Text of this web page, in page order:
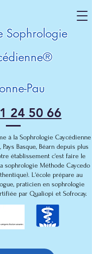
​Sophrologie
Pau
à la Sophrologie Caycédienne
Basque, Béarn depuis plus
établissement c'est faire le
sophrologie Méthode Caycedo
L'école prépare au
praticien en sophrologie
par Qualiopi et Sofrocay.
24 50 66